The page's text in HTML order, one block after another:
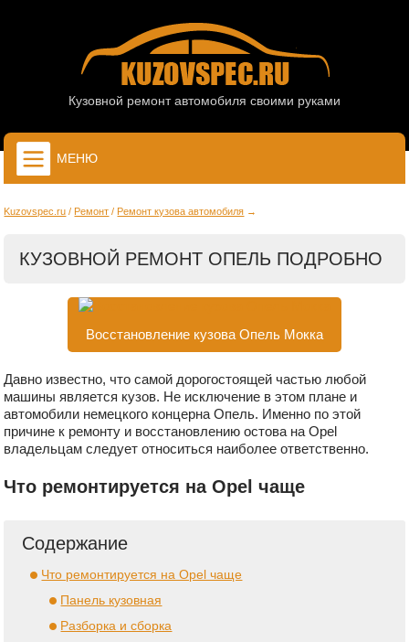
Кузовной ремонт автомобиля своими руками
Kuzovspec.ru Ремонт Ремонт кузова автомобиля
КУЗОВНОЙ РЕМОНТ ОПЕЛЬ ПОДРОБНО
Восстановление кузова Опель Мокка
Давно известно, что самой дорогостоящей частью любой
машины является кузов. Не исключение в этом плане и
автомобили немецкого концерна Опель. Именно по этой
причине к ремонту и восстановлению остова на Opel
владельцам следует относиться наиболее ответственно.
Что ремонтируется на Opel чаще
Содержание
Что ремонтируется на Opel чаще
Панель кузовная
Разборка и сборка
МЕНЮ